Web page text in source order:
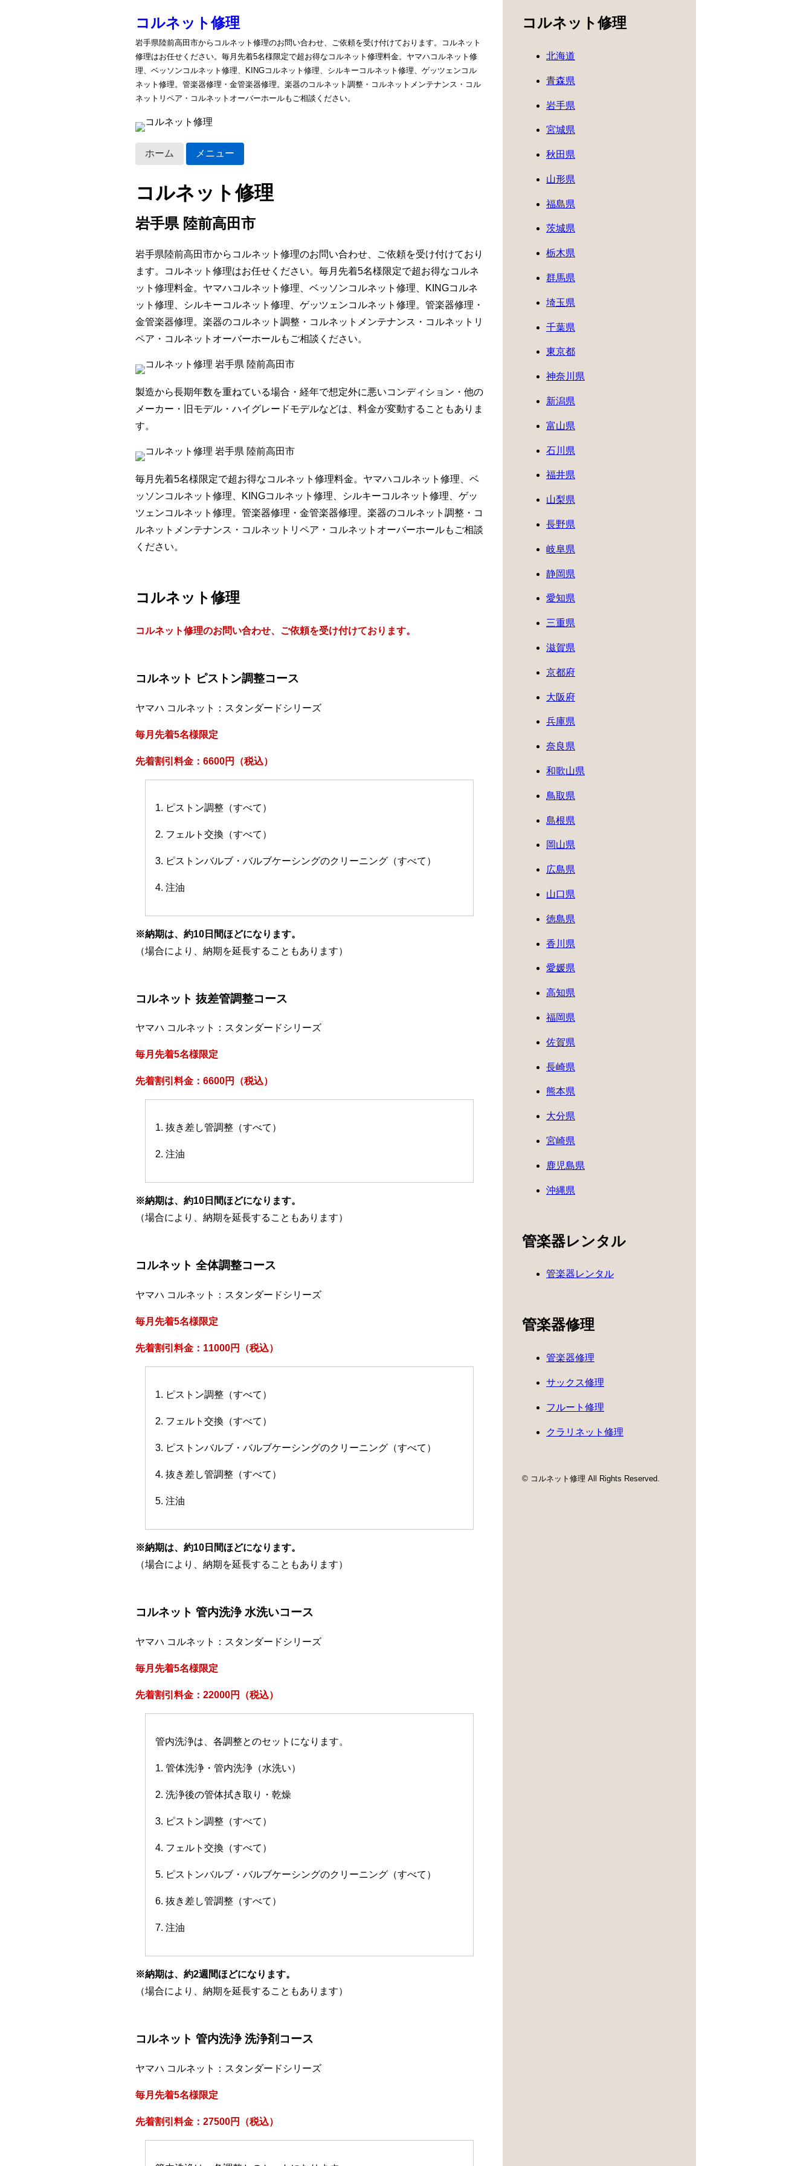
コルネット修理
岩手県陸前高田市からコルネット修理のお問い合わせ、ご依頼を受け付けております。コルネット
修理はお任せください。毎月先着5名様限定で超お得なコルネット修理料金。ヤマハコルネット修
理、ベッソンコルネット修理、KINGコルネット修理、シルキーコルネット修理、ゲッツェンコル
ネット修理。管楽器修理・金管楽器修理。楽器のコルネット調整・コルネットメンテナンス・コル
ネットリペア・コルネットオーバーホールもご相談ください。
ホーム メニュー
コルネット修理
岩手県 陸前高田市
岩手県陸前高田市からコルネット修理のお問い合わせ、ご依頼を受け付けており
ます。コルネット修理はお任せください。毎月先着5名様限定で超お得なコルネ
ット修理料金。ヤマハコルネット修理、ベッソンコルネット修理、KINGコルネ
ット修理、シルキーコルネット修理、ゲッツェンコルネット修理。管楽器修理・
金管楽器修理。楽器のコルネット調整・コルネットメンテナンス・コルネットリ
ペア・コルネットオーバーホールもご相談ください。
製造から長期年数を重ねている場合・経年で想定外に悪いコンディション・他の
メーカー・旧モデル・ハイグレードモデルなどは、料金が変動することもありま
す。
毎月先着5名様限定で超お得なコルネット修理料金。ヤマハコルネット修理、ベ
ッソンコルネット修理、KINGコルネット修理、シルキーコルネット修理、ゲッ
ツェンコルネット修理。管楽器修理・金管楽器修理。楽器のコルネット調整・コ
ルネットメンテナンス・コルネットリペア・コルネットオーバーホールもご相談
ください。
コルネット修理
コルネット修理のお問い合わせ、ご依頼を受け付けております。
コルネット ピストン調整コース
ヤマハ コルネット：スタンダードシリーズ
毎月先着5名様限定
先着割引料金：6600円（税込）
1. ピストン調整（すべて）
2. フェルト交換（すべて）
3. ピストンバルブ・バルブケーシングのクリーニング（すべて）
4. 注油
※納期は、約10日間ほどになります。
（場合により、納期を延長することもあります）
コルネット 抜差管調整コース
ヤマハ コルネット：スタンダードシリーズ
毎月先着5名様限定
先着割引料金：6600円（税込）
1. 抜き差し管調整（すべて）
2. 注油
※納期は、約10日間ほどになります。
（場合により、納期を延長することもあります）
コルネット 全体調整コース
ヤマハ コルネット：スタンダードシリーズ
毎月先着5名様限定
先着割引料金：11000円（税込）
1. ピストン調整（すべて）
2. フェルト交換（すべて）
3. ピストンバルブ・バルブケーシングのクリーニング（すべて）
4. 抜き差し管調整（すべて）
5. 注油
※納期は、約10日間ほどになります。
（場合により、納期を延長することもあります）
コルネット 管内洗浄 水洗いコース
ヤマハ コルネット：スタンダードシリーズ
毎月先着5名様限定
先着割引料金：22000円（税込）
管内洗浄は、各調整とのセットになります。
1. 管体洗浄・管内洗浄（水洗い）
2. 洗浄後の管体拭き取り・乾燥
3. ピストン調整（すべて）
4. フェルト交換（すべて）
5. ピストンバルブ・バルブケーシングのクリーニング（すべて）
6. 抜き差し管調整（すべて）
7. 注油
※納期は、約2週間ほどになります。
（場合により、納期を延長することもあります）
コルネット 管内洗浄 洗浄剤コース
ヤマハ コルネット：スタンダードシリーズ
毎月先着5名様限定
先着割引料金：27500円（税込）
コルネット修理
北海道
青森県
岩手県
宮城県
秋田県
山形県
福島県
茨城県
栃木県
群馬県
埼玉県
千葉県
東京都
神奈川県
新潟県
富山県
石川県
福井県
山梨県
長野県
岐阜県
静岡県
愛知県
三重県
滋賀県
京都府
大阪府
兵庫県
奈良県
和歌山県
鳥取県
島根県
岡山県
広島県
山口県
徳島県
香川県
愛媛県
高知県
福岡県
佐賀県
長崎県
熊本県
大分県
宮崎県
鹿児島県
沖縄県
管楽器レンタル
管楽器レンタル
管楽器修理
管楽器修理
サックス修理
フルート修理
クラリネット修理
© コルネット修理 All Rights Reserved.